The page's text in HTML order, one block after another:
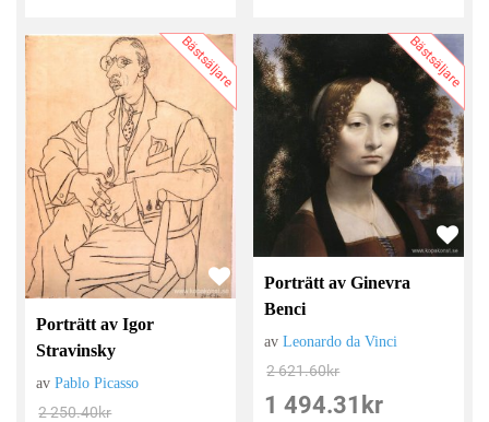
Bästsäljare
Porträtt av Igor
Stravinsky
avPablo Picasso
2 250.40kr
Bästsäljare
Porträtt av Ginevra
Benci
avLeonardo da Vinci
2 621.60kr
1 494.31 kr